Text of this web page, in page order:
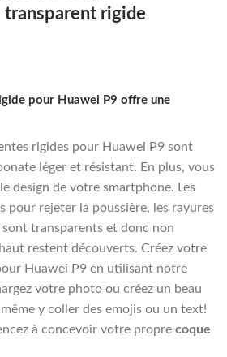
transparent rigide
pour Huawei P9 offre une
rigides pour Huawei P9 sont
léger et résistant. En plus, vous
design de votre smartphone. Les
pour rejeter la poussière, les rayures
sont transparents et donc non
restent découverts. Créez votre
Huawei P9 en utilisant notre
votre photo ou créez un beau
y coller des emojis ou un text!
à concevoir votre propre coque